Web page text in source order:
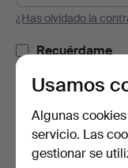
¿Has olvidado la
Recuérdame
o iniciar
Usamos
Algunas
servicio. Las
gestionar se